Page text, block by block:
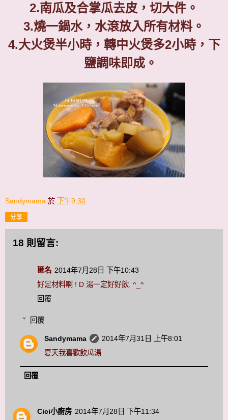
2.南瓜及合掌瓜去皮，切大件。
3.燒一鍋水，水滾放入所有材料。
4.大火煲半小時，轉中火煲多2小時，下
鹽調味即成。
Sandymama 於 下午9:30
分享
18 則留言:
匿名 2014年7月28日 下午10:43
好足材料啊 ! D 湯一定好好飲. ^_^
回覆
回覆
Sandymama
2014年7月31日 上午8:01
夏天我喜歡飲瓜湯
回覆
Cici小廚房 2014年7月28日 下午11:34